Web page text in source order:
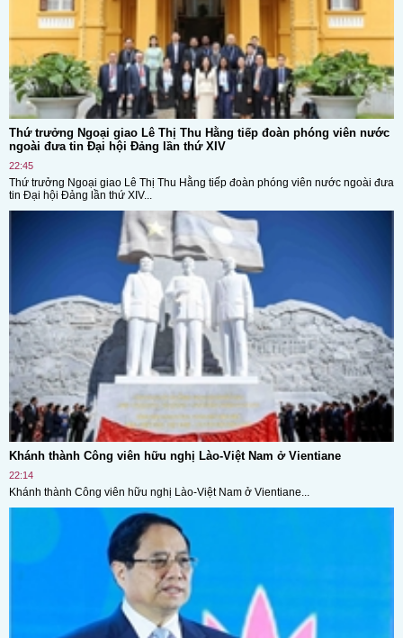
Thứ trưởng Ngoại giao Lê Thị Thu Hằng tiếp đoàn phóng viên nước
ngoài đưa tin Đại hội Đảng lần thứ XIV
22:45
Thứ trưởng Ngoại giao Lê Thị Thu Hằng tiếp đoàn phóng viên nước ngoài đưa
tin Đại hội Đảng lần thứ XIV...
Khánh thành Công viên hữu nghị Lào-Việt Nam ở Vientiane
22:14
Khánh thành Công viên hữu nghị Lào-Việt Nam ở Vientiane...